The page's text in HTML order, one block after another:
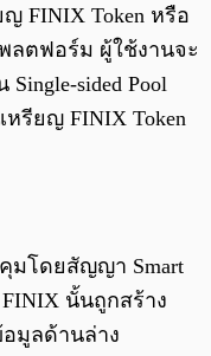
FINIX Token หรือ
พลตฟอร์ม ผู้ใช้งานจะ
sided Pool
หรียญ FINIX Token
มโดยสัญญา Smart
นั้นถูกสร้าง
มูลด้านล่าง